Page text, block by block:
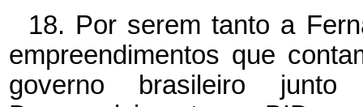
18. Por serem tanto a
empreendimentos que
governo brasileiro